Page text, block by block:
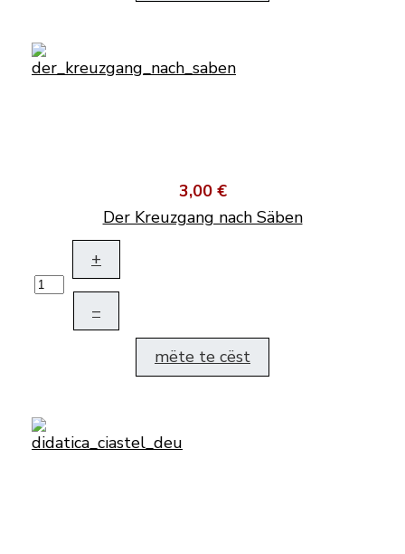
3,00 €
Der Kreuzgang nach Säben
+
–
mëte te cëst